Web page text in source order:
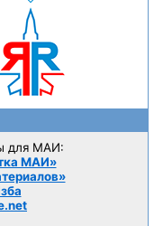
для МАИ:
МАИ»